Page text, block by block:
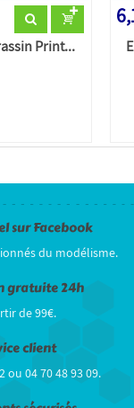
Print...
sur Facebook
du modélisme.
gratuite 24h
de 99€.
client
ou 04 70 48 93 09.